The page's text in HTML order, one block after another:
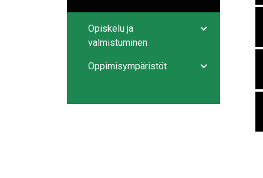
Opiskelu ja
valmistuminen
Oppimisympäristöt